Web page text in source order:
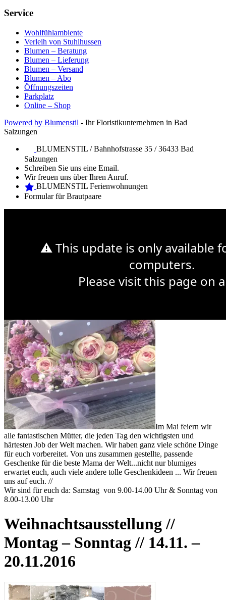
Service
Wohlfühlambiente
Verleih von Stuhlhussen
Blumen – Beratung
Blumen – Lieferung
Blumen – Versand
Blumen – Abo
Öffnungszeiten
Parkplatz
Online – Shop
Powered by Blumenstil - Ihr Floristikunternehmen in Bad
Salzungen
BLUMENSTIL / Bahnhofstrasse 35 / 36433 Bad
Salzungen
Schreiben Sie uns eine Email.
Wir freuen uns über Ihren Anruf.
BLUMENSTIL Ferienwohnungen
Formular für Brautpaare
⚠ This update is only available
computers.
Please visit this page on a
Sonntag 14. Mai ist Muttertag
Im Mai feiern wir
alle fantastischen Mütter, die jeden Tag den wichtigsten und
härtesten Job der Welt machen. Wir haben ganz viele schöne Dinge
für euch vorbereitet. Von uns zusammen gestellte, passende
Geschenke für die beste Mama der Welt...nicht nur blumiges
erwartet euch, auch viele andere tolle Geschenkideen ... Wir freuen
uns auf euch. //
Wir sind für euch da: Samstag von 9.00-14.00 Uhr & Sonntag von
8.00-13.00 Uhr
Weihnachtsausstellung //
Montag – Sonntag // 14.11. –
20.11.2016